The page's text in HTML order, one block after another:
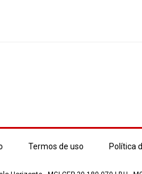
Termos de uso Política